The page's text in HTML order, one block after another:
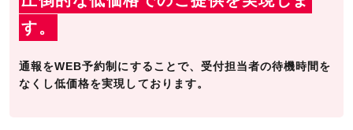
す。
通報をWEB予約制にすることで、受付担当者の待機時間を
なくし低価格を実現しております。